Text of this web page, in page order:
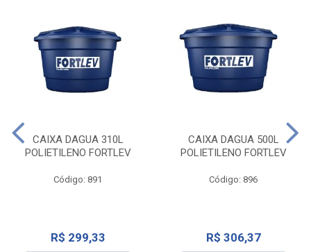
CAIXA DAGUA 310L
POLIETILENO FORTLEV
Código: 891
R$ 299,33
CAIXA DAGUA 500L
POLIETILENO FORTLEV
Código: 896
R$ 306,37